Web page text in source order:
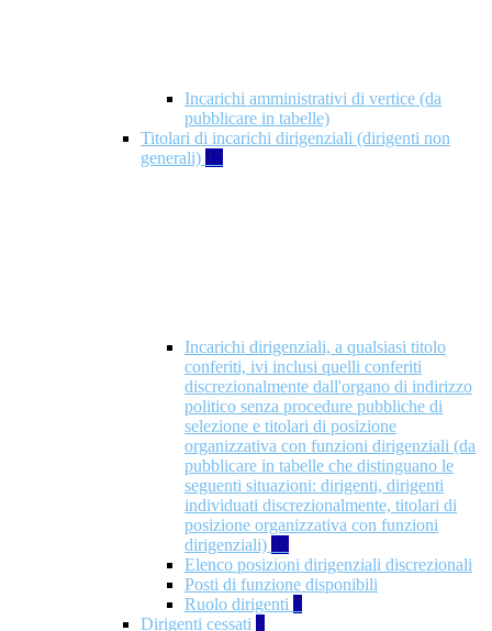
Incarichi amministrativi di vertice (da
pubblicare in tabelle)
Titolari di incarichi dirigenziali (dirigenti non
generali) 17
Incarichi dirigenziali, a qualsiasi titolo
conferiti, ivi inclusi quelli conferiti
discrezionalmente dall'organo di indirizzo
politico senza procedure pubbliche di
selezione e titolari di posizione
organizzativa con funzioni dirigenziali (da
pubblicare in tabelle che distinguano le
seguenti situazioni: dirigenti, dirigenti
individuati discrezionalmente, titolari di
posizione organizzativa con funzioni
dirigenziali) 10
Elenco posizioni dirigenziali discrezionali
Posti di funzione disponibili
Ruolo dirigenti 7
Dirigenti cessati 1